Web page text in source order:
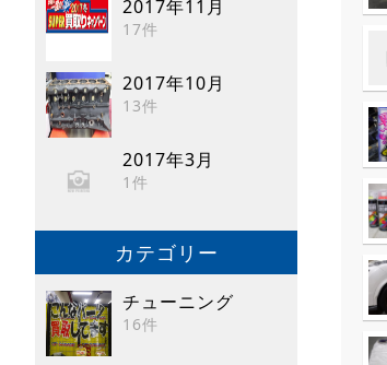
2017年11月
17件
2017年10月
13件
2017年3月
1件
カテゴリー
チューニング
16件